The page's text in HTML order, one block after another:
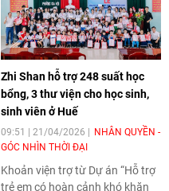
Zhi Shan hỗ trợ 248 suất học
bổng, 3 thư viện cho học sinh,
sinh viên ở Huế
09:51 | 21/04/2026
NHÂN QUYỀN -
GÓC NHÌN THỜI ĐẠI
Khoản viện trợ từ Dự án “Hỗ trợ
trẻ em có hoàn cảnh khó khăn